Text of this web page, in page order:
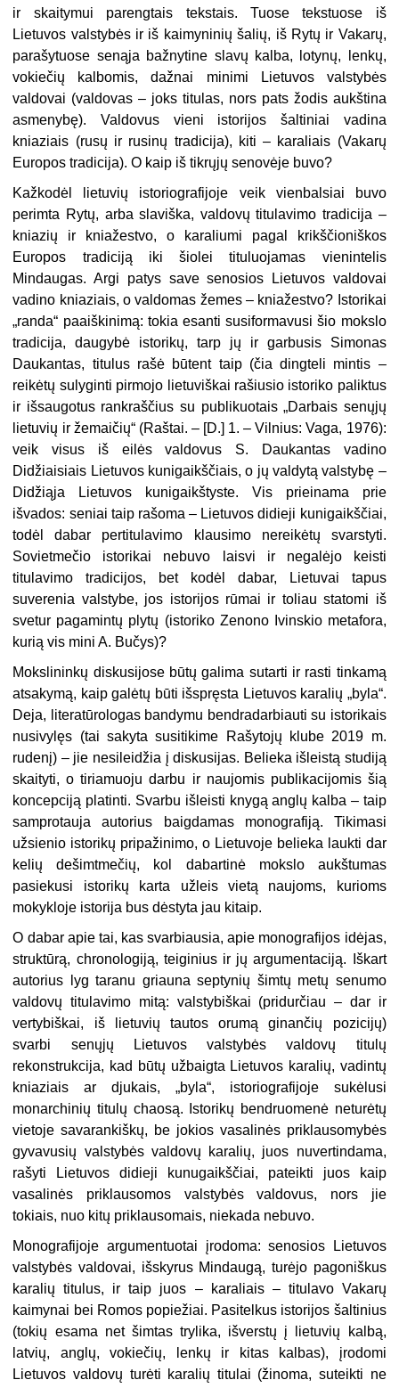
ir skaitymui parengtais tekstais. Tuose tekstuose iš
Lietuvos valstybės ir iš kaimyninių šalių, iš Rytų ir Vakarų,
parašytuose senąja bažnytine slavų kalba, lotynų, lenkų,
vokiečių kalbomis, dažnai minimi Lietuvos valstybės
valdovai (valdovas – joks titulas, nors pats žodis aukština
asmenybę). Valdovus vieni istorijos šaltiniai vadina
kniaziais (rusų ir rusinų tradicija), kiti – karaliais (Vakarų
Europos tradicija). O kaip iš tikrųjų senovėje buvo?
Kažkodėl lietuvių istoriografijoje veik vienbalsiai buvo
perimta Rytų, arba slaviška, valdovų titulavimo tradicija –
kniazių ir kniažestvo, o karaliumi pagal krikščioniškos
Europos tradiciją iki šiolei tituluojamas vienintelis
Mindaugas. Argi patys save senosios Lietuvos valdovai
vadino kniaziais, o valdomas žemes – kniažestvo? Istorikai
„randa“ paaiškinimą: tokia esanti susiformavusi šio mokslo
tradicija, daugybė istorikų, tarp jų ir garbusis Simonas
Daukantas, titulus rašė būtent taip (čia dingteli mintis –
reikėtų sulyginti pirmojo lietuviškai rašiusio istoriko paliktus
ir išsaugotus rankraščius su publikuotais „Darbais senųjų
lietuvių ir žemaičių“ (Raštai. – [D.] 1. – Vilnius: Vaga, 1976):
veik visus iš eilės valdovus S. Daukantas vadino
Didžiaisiais Lietuvos kunigaikščiais, o jų valdytą valstybę –
Didžiąja Lietuvos kunigaikštyste. Vis prieinama prie
išvados: seniai taip rašoma – Lietuvos didieji kunigaikščiai,
todėl dabar pertitulavimo klausimo nereikėtų svarstyti.
Sovietmečio istorikai nebuvo laisvi ir negalėjo keisti
titulavimo tradicijos, bet kodėl dabar, Lietuvai tapus
suverenia valstybe, jos istorijos rūmai ir toliau statomi iš
svetur pagamintų plytų (istoriko Zenono Ivinskio metafora,
kurią vis mini A. Bučys)?
Mokslininkų diskusijose būtų galima sutarti ir rasti tinkamą
atsakymą, kaip galėtų būti išspręsta Lietuvos karalių „byla“.
Deja, literatūrologas bandymu bendradarbiauti su istorikais
nusivylęs (tai sakyta susitikime Rašytojų klube 2019 m.
rudenį) – jie nesileidžia į diskusijas. Belieka išleistą studiją
skaityti, o tiriamuoju darbu ir naujomis publikacijomis šią
koncepciją platinti. Svarbu išleisti knygą anglų kalba – taip
samprotauja autorius baigdamas monografiją. Tikimasi
užsienio istorikų pripažinimo, o Lietuvoje belieka laukti dar
kelių dešimtmečių, kol dabartinė mokslo aukštumas
pasiekusi istorikų karta užleis vietą naujoms, kurioms
mokykloje istorija bus dėstyta jau kitaip.
O dabar apie tai, kas svarbiausia, apie monografijos idėjas,
struktūrą, chronologiją, teiginius ir jų argumentaciją. Iškart
autorius lyg taranu griauna septynių šimtų metų senumo
valdovų titulavimo mitą: valstybiškai (pridurčiau – dar ir
vertybiškai, iš lietuvių tautos orumą ginančių pozicijų)
svarbi senųjų Lietuvos valstybės valdovų titulų
rekonstrukcija, kad būtų užbaigta Lietuvos karalių, vadintų
kniaziais ar djukais, „byla“, istoriografijoje sukėlusi
monarchinių titulų chaosą. Istorikų bendruomenė neturėtų
vietoje savarankiškų, be jokios vasalinės priklausomybės
gyvavusių valstybės valdovų karalių, juos nuvertindama,
rašyti Lietuvos didieji kunugaikščiai, pateikti juos kaip
vasalinės priklausomos valstybės valdovus, nors jie
tokiais, nuo kitų priklausomais, niekada nebuvo.
Monografijoje argumentuotai įrodoma: senosios Lietuvos
valstybės valdovai, išskyrus Mindaugą, turėjo pagoniškus
karalių titulus, ir taip juos – karaliais – titulavo Vakarų
kaimynai bei Romos popiežiai. Pasitelkus istorijos šaltinius
(tokių esama net šimtas trylika, išverstų į lietuvių kalbą,
latvių, anglų, vokiečių, lenkų ir kitas kalbas), įrodomi
Lietuvos valdovų turėti karalių titulai (žinoma, suteikti ne